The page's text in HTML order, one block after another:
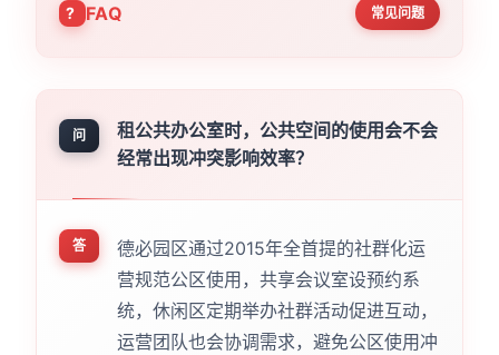
FAQ 常见问题
问
租公共办公室时，公共空间的使用会不会
经常出现冲突影响效率？
答
德必园区通过2015年全首提的社群化运
营规范公区使用，共享会议室设预约系
统，休闲区定期举办社群活动促进互动，
运营团队也会协调需求，避免公区使用冲